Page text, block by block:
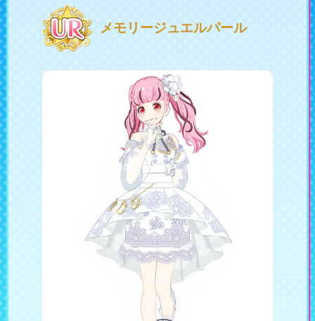
プレスリリース よくあるご質問
ビジネスのお客様
閉じる
メモリージュエルパール